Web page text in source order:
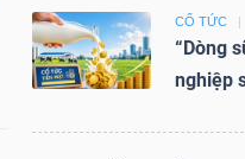
CỔ TỨC
“Dòng
nghiệp